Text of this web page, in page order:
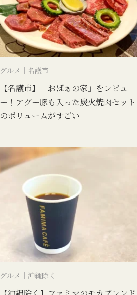
グルメ｜名護市
【名護市】「おばぁの家」をレビュ
ー！アグー豚も入った炭火焼肉セット
のボリュームがすごい
グルメ｜沖縄除く